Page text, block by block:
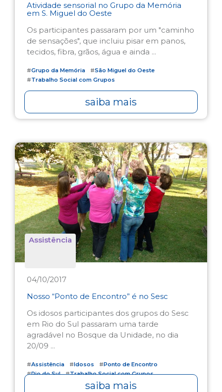
Atividade sensorial no Grupo da Memória
em S. Miguel do Oeste
Os participantes passaram por um "caminho
de sensações", que incluiu pisar em panos,
tecidos, fibra, grãos, água e ainda ...
#Grupo da Memória #São Miguel do Oeste
#Trabalho Social com Grupos
saiba mais
Assistência
04/10/2017
Nosso “Ponto de Encontro” é no Sesc
Os idosos participantes dos grupos do Sesc
em Rio do Sul passaram uma tarde
agradável no Bosque da Unidade, no dia
20/09 ...
#Assistência #Idosos #Ponto de Encontro
#Rio do Sul #Trabalho Social com Grupos
saiba mais